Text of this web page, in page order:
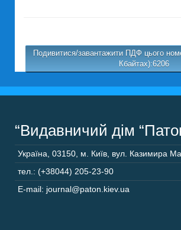
Подивитися/завантажити ПДФ цього
Кбайтах):6206
“Видавничий дім
Україна 03150 м. Київ, вул. Казимира
тел.: (+38044) 205-23-90
E-mail: journal@paton.kiev.ua